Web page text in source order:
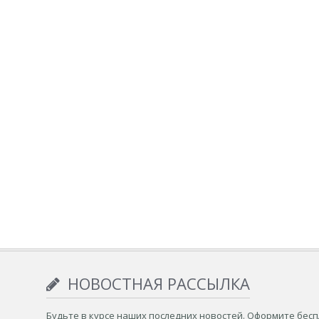
НОВОСТНАЯ РАССЫЛКА
Будьте в курсе наших последних новостей. Оформите